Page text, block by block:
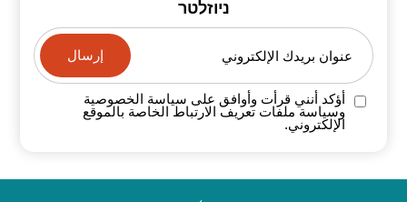
ניוזלטר
عنوان بريدك الإلكتروني
أؤكد أنني قرأت وأوافق على سياسة الخصوصية
وسياسة ملفات تعريف الارتباط الخاصة بالموقع
الإلكتروني.